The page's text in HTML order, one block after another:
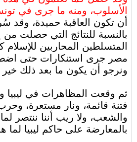
الأسلوب، ومنه ما جرى في
أن تكون العاقبة حميدة، وقد
بالنسبة للنتائج التي حصلت من
المتسلطين المحاربين
مصر جرى استنكارات حتى
ونرجو أن يكون ما بعد ذلك خير
ثم وقعت المظاهرات في ليبيا
فتنة قائمة، ونار مستعرة،
والشعب، ولا ريب أننا ننتصر
بالمعارضة على حاكم ليبيا